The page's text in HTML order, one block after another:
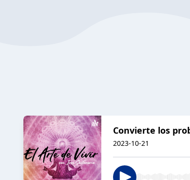
Convierte los
2023-10-21